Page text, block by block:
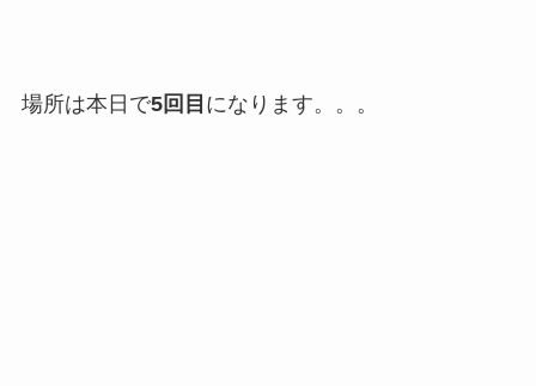
場所は本日で5回目 になります。。。